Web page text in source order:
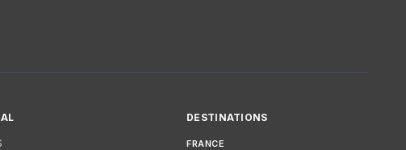
DESTINATIONS
FRANCE